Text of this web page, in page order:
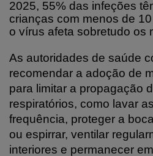
2025, 55% das infeções
crianças com menos de
o vírus afeta sobretudo os
As autoridades de saúde
recomendar a adoção de
para limitar a propagação
respiratórios, como lavar
frequência, proteger a
ou espirrar, ventilar
interiores e permanecer